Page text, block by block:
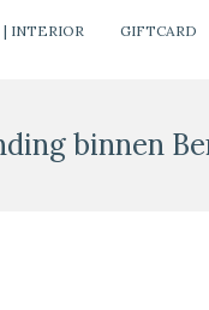
| INTERIOR GIFTCARD
binnen